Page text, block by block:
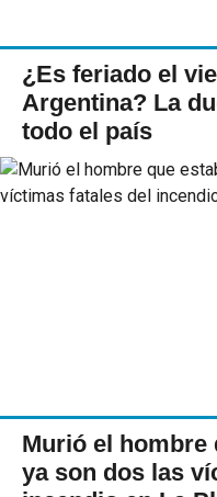
¿Es feriado el
Argentina? La
todo el país
Murió el hombre
ya son dos las